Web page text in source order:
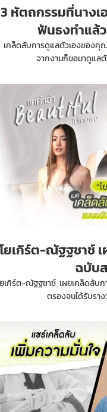
3 หัตถกรรมที่นาง
ฟันธงทำแล้
เคล็ดลับการดูแลตัวเองของ
จากงานก็ขอมาดูแล
ยเกิร์ต-ณัฐฐชาช์
ฉบับ
เกิร์ต-ณัฐฐชาช์ เผยเคล็ดลับ
ตรองจนได้รับรา